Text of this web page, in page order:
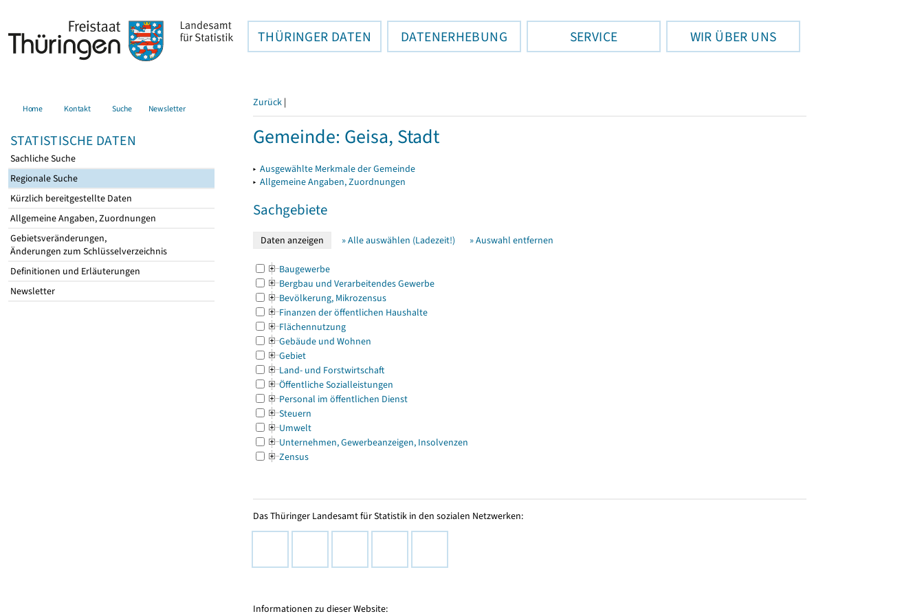
THÜRINGER DATEN DATENERHEBUNG SERVICE WIR ÜBER UNS
Home Kontakt Suche Newsletter
STATISTISCHE DATEN
Sachliche Suche
Regionale Suche
Kürzlich bereitgestellte Daten
Allgemeine Angaben, Zuordnungen
Gebietsveränderungen,
Änderungen zum Schlüsselverzeichnis
Definitionen und Erläuterungen
Newsletter
Zurück |
Gemeinde: Geisa, Stadt
▸ Ausgewählte Merkmale der Gemeinde
▸ Allgemeine Angaben, Zuordnungen
Sachgebiete
» Alle auswählen (Ladezeit!) » Auswahl entfernen
Baugewerbe
Bergbau und Verarbeitendes Gewerbe
Bevölkerung, Mikrozensus
Finanzen der öffentlichen Haushalte
Flächennutzung
Gebäude und Wohnen
Gebiet
Land- und Forstwirtschaft
Öffentliche Sozialleistungen
Personal im öffentlichen Dienst
Steuern
Umwelt
Unternehmen, Gewerbeanzeigen, Insolvenzen
Zensus
Das Thüringer Landesamt für Statistik in den sozialen Netzwerken:
Informationen zu dieser Website: